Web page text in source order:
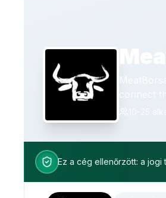
connect
trade.
Ez a cég ellenőrzött: a